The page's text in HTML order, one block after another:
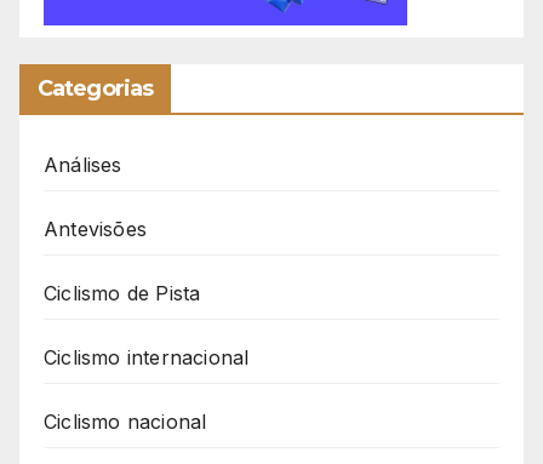
Categorias
Análises
Antevisões
Ciclismo de Pista
Ciclismo internacional
Ciclismo nacional